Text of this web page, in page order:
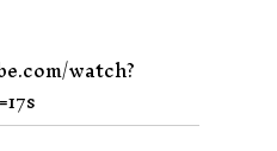
watch?